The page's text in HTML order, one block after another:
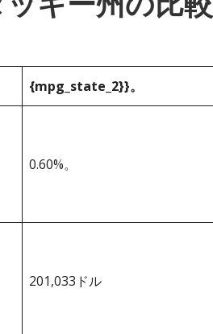
{mpg_state_2}}。
0.60%。
201,033ドル